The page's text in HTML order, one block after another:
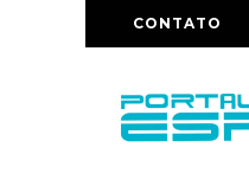
CONTATO